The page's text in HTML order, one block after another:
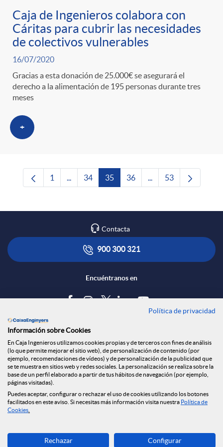
Caja de Ingenieros colabora con
Cáritas para cubrir las necesidades
de colectivos vulnerables
16/07/2020
Gracias a esta donación de 25.000€ se asegurará el
derecho a la alimentación de 195 personas durante tres
meses
+
Página
1 ...Páginas intermedias Use TAB para
Página
34 Página
35 Página
36 ...Páginas intermedias
Página
53
Contacta
900 300 321
Encuéntranos en
Tablón de anuncios
Política de cookies
Aviso legal
Seguridad Online
Privacidad
Canal denuncias
Descarga ahora
Política de privacidad
Información sobre Cookies
En Caja Ingenieros utilizamos cookies propias y de terceros con fines de análisis
(lo que permite mejorar el sitio web), de personalización de contenido (por
ejemplo, recomendaciones de vídeos) y de personalización de la publicidad que
se te muestra en sitios web y redes sociales. La personalización se realiza sobre la
base de un perfil elaborado a partir de tus hábitos de navegación (por ejemplo,
páginas visitadas).
Puedes aceptar, configurar o rechazar el uso de cookies utilizando los botones
facilitados en este aviso. Si necesitas más información visita nuestra Política de
Cookies
Rechazar Configurar